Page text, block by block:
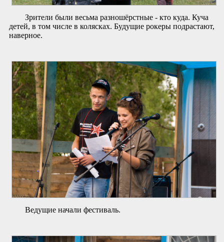
Зрители были весьма разношёрстные - кто куда. Куча
детей, в том числе в колясках. Будущие рокеры подрастают,
наверное.
Ведущие начали фестиваль.